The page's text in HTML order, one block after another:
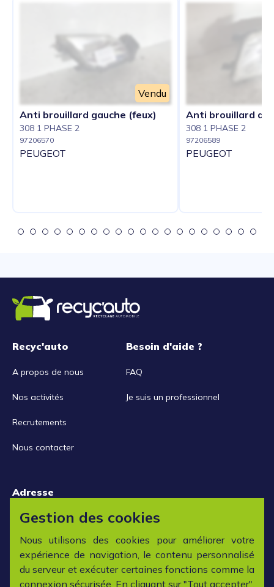
Vendu
Anti brouillard gauche (feux)
308 1 PHASE 2
97206570
PEUGEOT
Anti brouillard
308 1 PHASE 2
97206589
PEUGEOT
Recyc'auto
A propos de nous
Nos activités
Recrutements
Nous contacter
Besoin d'aide ?
FAQ
Je suis un professionnel
Adresse
15 rue de la Libération
42152 L'horme
Horaires
Gestion des cookies
Nous utilisons des cookies pour améliorer votre
expérience de navigation, le contenu personnalisé
du serveur et exécuter certaines fonctions comme la
connexion sécurisée. En cliquant sur "Tout accepter",